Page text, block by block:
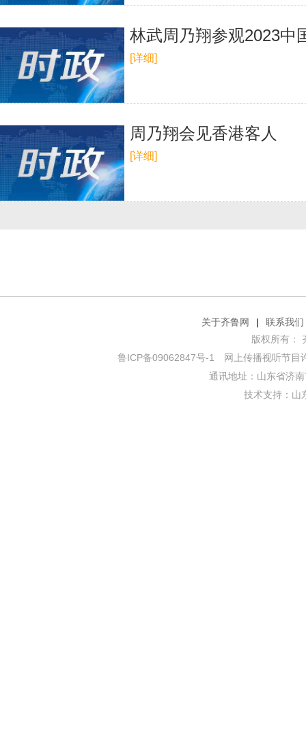
林武周乃翔参观2023中
[详细]
周乃翔会见香港客人
[详细]
关于齐鲁网 |
联系我们
版权所有：
鲁ICP备09062847号-1
网上传播视听节目
通讯地址：山东省济
技术支持： 山